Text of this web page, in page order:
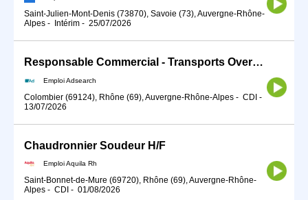
Saint-Julien-Mont-Denis (73870), Savoie (73), Auvergne-Rhône-
Alpes - Intérim - 25/07/2026
Responsable Commercial - Transports Overseas(H/F)
Emploi Adsearch
Colombier (69124), Rhône (69), Auvergne-Rhône-Alpes - CDI -
13/07/2026
Chaudronnier Soudeur H/F
Emploi Aquila Rh
Saint-Bonnet-de-Mure (69720), Rhône (69), Auvergne-Rhône-
Alpes - CDI - 01/08/2026